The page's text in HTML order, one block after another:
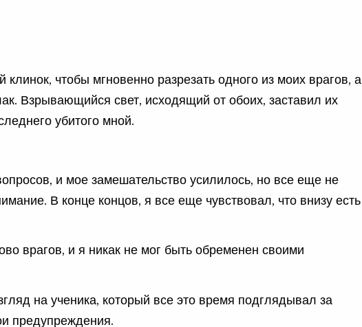
клинок, чтобы мгновенно разрезать одного из моих врагов, а
Взрывающийся свет, исходящий от обоих, заставил их
убитого мной.
и мое замешательство усилилось, но все еще не
В конце концов, я все еще чувствовал, что внизу есть
врагов, и я никак не мог быть обременен своими
на ученика, который все это время подглядывал за
предупреждения.